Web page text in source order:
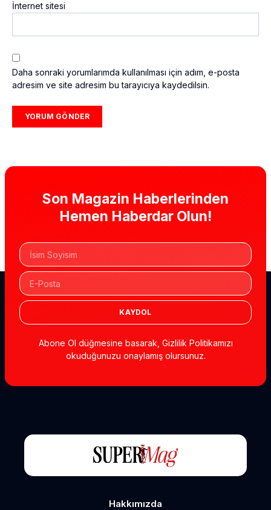
İnternet sitesi
Daha sonraki yorumlarımda kullanılması için adım, e-posta
adresim ve site adresim bu tarayıcıya kaydedilsin.
Son Magazin Haberlerinden
Hemen Haberdar Olun!
KAYDOL
Abone Ol düğmesine basarak, Gizlilik Politikamızı
okuduğunuzu onaylamış olursunuz.
Hakkımızda